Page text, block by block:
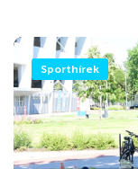
Sporthírek